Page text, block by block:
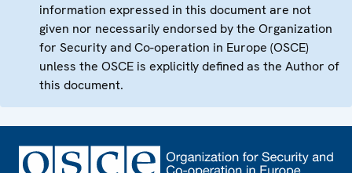
information expressed in this document are not
given nor necessarily endorsed by the Organization
for Security and Co-operation in Europe (OSCE)
unless the OSCE is explicitly defined as the Author of
this document.